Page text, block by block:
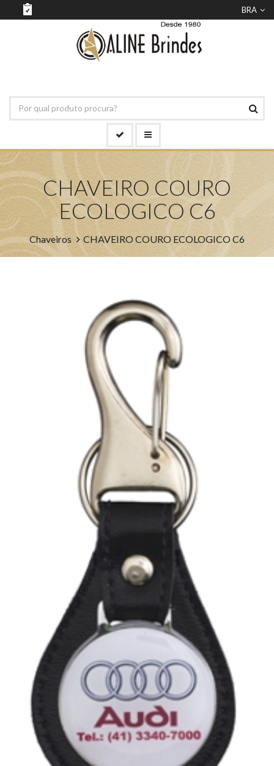
BRA
CHAVEIRO COURO
ECOLOGICO C6
Chaveiros CHAVEIRO COURO ECOLOGICO C6